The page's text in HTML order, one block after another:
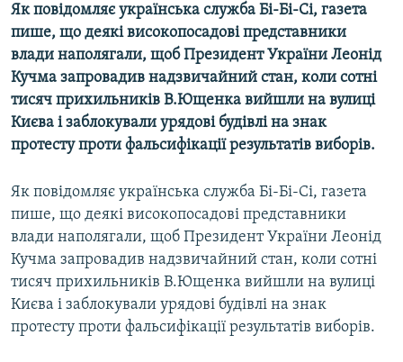
СПЕЦПРОЄКТИ
ПОДКАСТИ
КРИМ РЕАЛІЇ
РУС
УКР
КТАТ
ДОЛУЧАЙСЯ!
Як повідомляє українська служба Бі-Бі-Сі, газета
пише, що деякі високопосадові представники
влади наполягали, щоб Президент України Леонід
Кучма запровадив надзвичайний стан, коли сотні
тисяч прихильників В.Ющенка вийшли на вулиці
Києва і заблокували урядові будівлі на знак
протесту проти фальсифікації результатів виборів.
Як повідомляє українська служба Бі-Бі-Сі, газета
пише, що деякі високопосадові представники
влади наполягали, щоб Президент України Леонід
Кучма запровадив надзвичайний стан, коли сотні
тисяч прихильників В.Ющенка вийшли на вулиці
Києва і заблокували урядові будівлі на знак
протесту проти фальсифікації результатів виборів.